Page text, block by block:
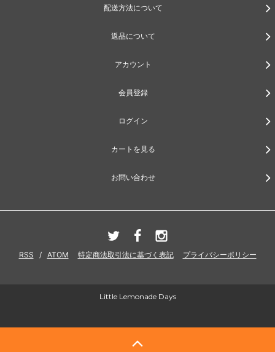
配送方法について
返品について
アカウント
会員登録
ログイン
カートを見る
お問い合わせ
RSS / ATOM 特定商法取引法に基づく表記 プライバシーポリシー
Little Lemonade Days